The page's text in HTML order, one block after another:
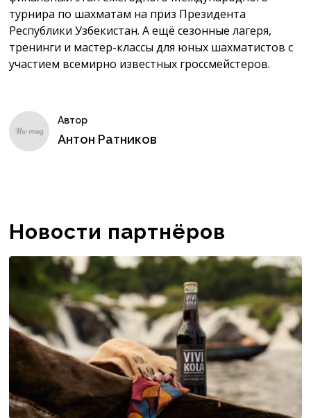
турнира по шахматам на приз Президента
Республики Узбекистан. А ещё сезонные лагеря,
тренинги и мастер-классы для юных шахматистов с
участием всемирно известных гроссмейстеров.
Автор
Антон Ратников
Новости партнёров